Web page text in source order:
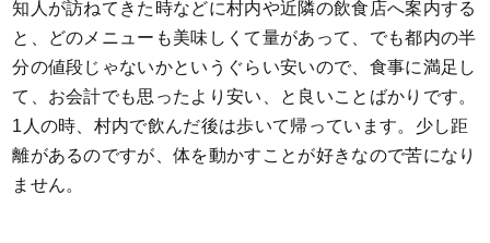
知人が訪ねてきた時などに村内や近隣の飲食店へ案内する
と、どのメニューも美味しくて量があって、でも都内の半
分の値段じゃないかというぐらい安いので、食事に満足し
て、お会計でも思ったより安い、と良いことばかりです。
1人の時、村内で飲んだ後は歩いて帰っています。少し距
離があるのですが、体を動かすことが好きなので苦になり
ません。